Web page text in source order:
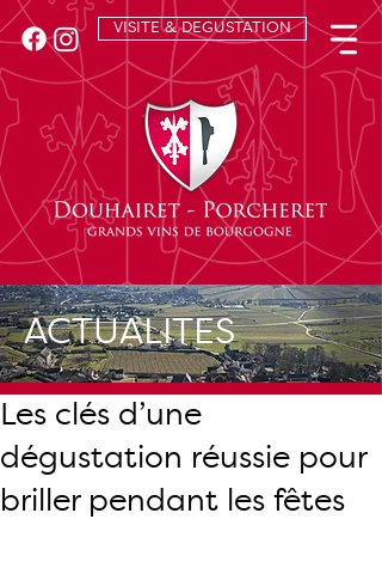
VISITE & DEGUSTATION
ACTUALITES
Les clés d’une
dégustation réussie pour
briller pendant les fêtes